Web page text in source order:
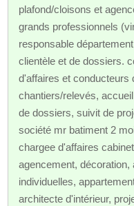
plafond/cloisons et
grands professionnels
responsable
clientèle et de dossiers.
d'affaires et conducteurs
chantiers/relevés,
de dossiers, suivit de
société mr batiment 2
chargee d'affaires
agencement,
individuelles,
architecte d'intérieur,